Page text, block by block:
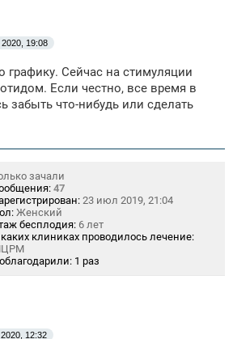
19:08
графику. Сейчас на стимуляции
Если честно, все время в
забыть что-нибудь или сделать
зачали
47
23 июл 2019, 21:04
Женский
бесплодия: 6 лет
клиниках проводилось лечение:
1 раз
12:32